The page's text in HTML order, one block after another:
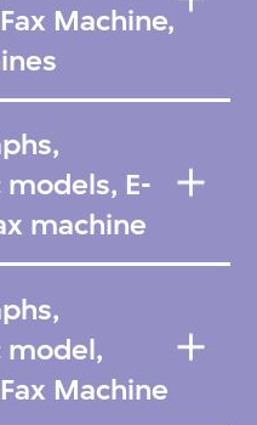
Machine,
E-
machine
model,
Machine